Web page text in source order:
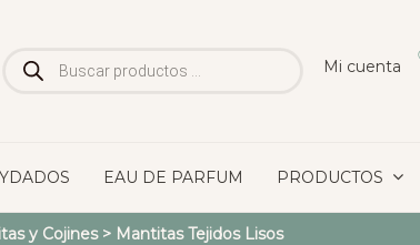
de
productos
Mi cuenta
EAU DE PARFUM PRODUCTOS
y Cojines> Mantitas Tejidos Lisos